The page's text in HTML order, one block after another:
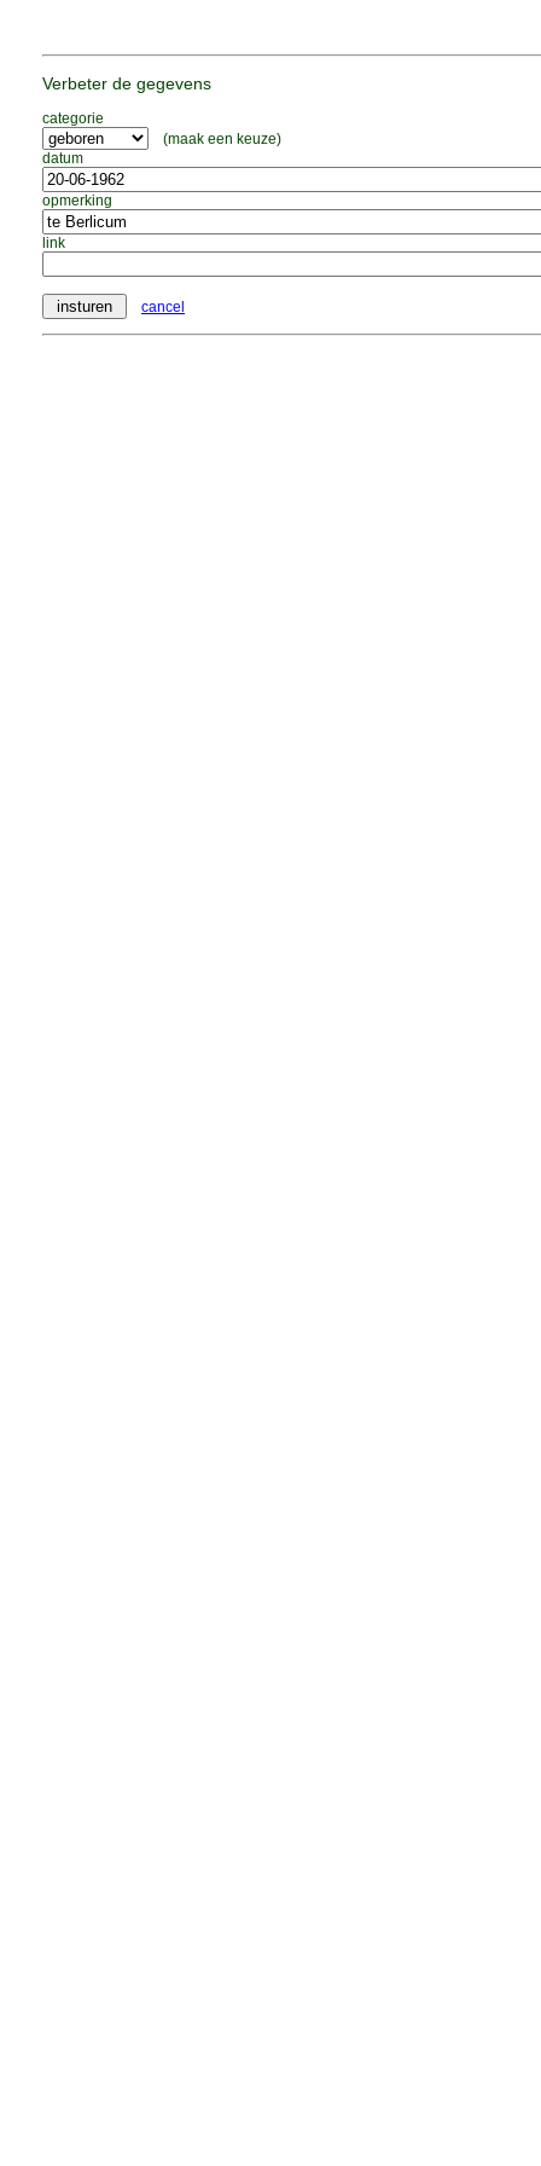
Verbeter de gegevens
categorie
(maak een keuze)
datum
opmerking
link
cancel